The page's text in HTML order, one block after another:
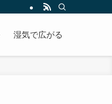
湿気で広がる